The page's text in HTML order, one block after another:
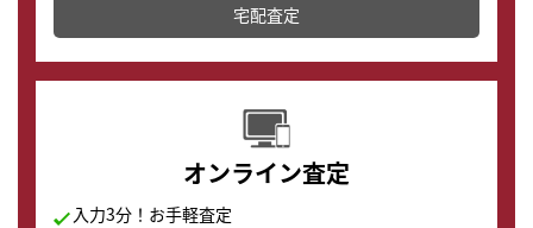
配送でも簡単&安全に査定・買取に出すことが可能で
す。
宅配査定
オンライン査定
入力3分！お手軽査定